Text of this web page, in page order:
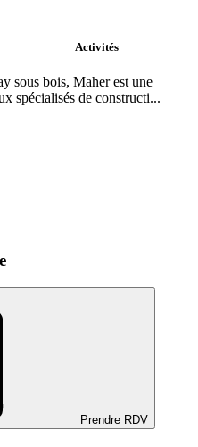
Activités
sous bois, Maher est une
spécialisés de constructi...
Prendre RDV